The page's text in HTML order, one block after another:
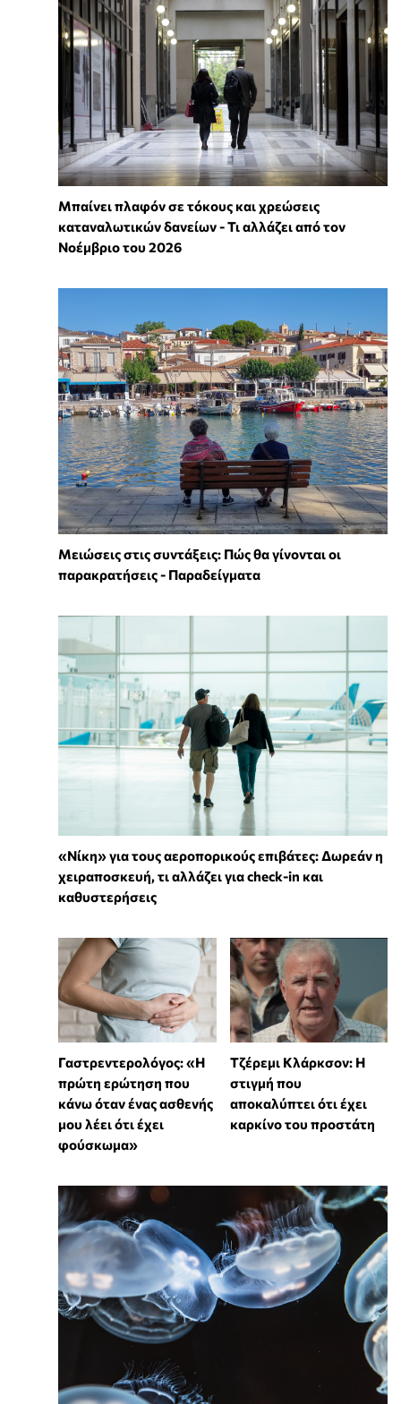
Μπαίνει πλαφόν σε τόκους και χρεώσεις
καταναλωτικών δανείων - Τι αλλάζει από τον
Νοέμβριο του 2026
Μειώσεις στις συντάξεις: Πώς θα γίνονται οι
παρακρατήσεις - Παραδείγματα
«Νίκη» για τους αεροπορικούς επιβάτες: Δωρεάν η
χειραποσκευή, τι αλλάζει για check-in και
καθυστερήσεις
Γαστρεντερολόγος: «Η
πρώτη ερώτηση που
κάνω όταν ένας ασθενής
μου λέει ότι έχει
φούσκωμα»
Τζέρεμι Κλάρκσον: Η
στιγμή που
αποκαλύπτει ότι έχει
καρκίνο του προστάτη